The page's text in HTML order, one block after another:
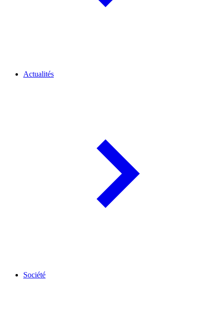
Actualités
Société